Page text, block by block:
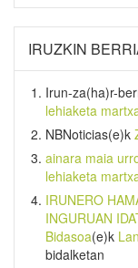
IRUZKIN
Irun-za(ha)r-
lehiaketa
NBNoticias(e)k
ainara maia
lehiaketa
IRUNERO
INGURUAN
Bidasoa(e)k
bidalketan